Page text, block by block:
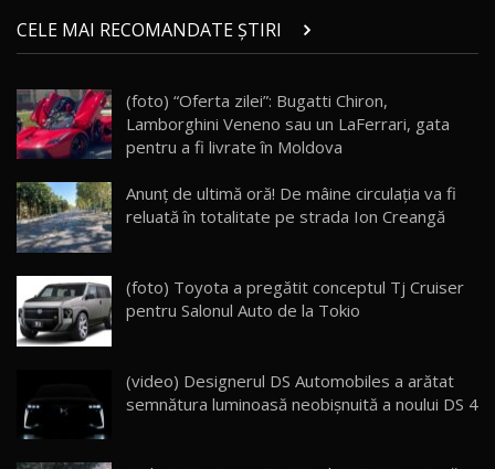
21
Micul BYD Dolphin Surf / Test Drive
AutoBlog.MD
16:59
22
Noua Mazda 6e / Test Drive AutoBlog.MD
26:59
23
Lynk & Co 01 / Test Drive AutoBlog.MD
25:19
24
ZEEKR 009: Cel mai Performant și Confortabil
Van Electric Testat în Moldova / AutoBlog.MD
26:38
mai Exclusiv și Puternic Defender Testat în
Moldova
32:21
26
CELE MAI RECOMANDATE ȘTIRI
(foto) “Oferta zilei”: Bugatti Chiron,
Lamborghini Veneno sau un LaFerrari, gata
pentru a fi livrate în Moldova
Anunţ de ultimă oră! De mâine circulația va fi
reluată în totalitate pe strada Ion Creangă
(foto) Toyota a pregătit conceptul Tj Cruiser
pentru Salonul Auto de la Tokio
(video) Designerul DS Automobiles a arătat
semnătura luminoasă neobişnuită a noului DS 4